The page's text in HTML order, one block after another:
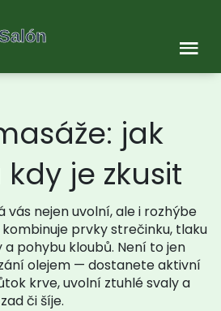
jak
je zkusit
vás nejen uvolní, ale i rozhýbe
prvky strečinku, tlaku
pohybu kloubů. Není to jen
olejem — dostanete aktivní
krve, uvolní ztuhlé svaly a
či šíje.